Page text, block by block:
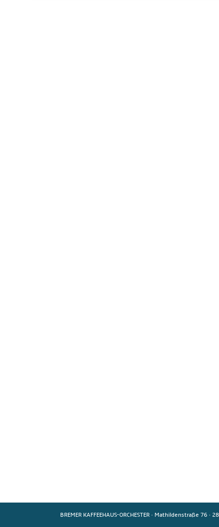
BREMER KAFFEEHAUS-ORCHESTER · Mathildenstraße 76 ·